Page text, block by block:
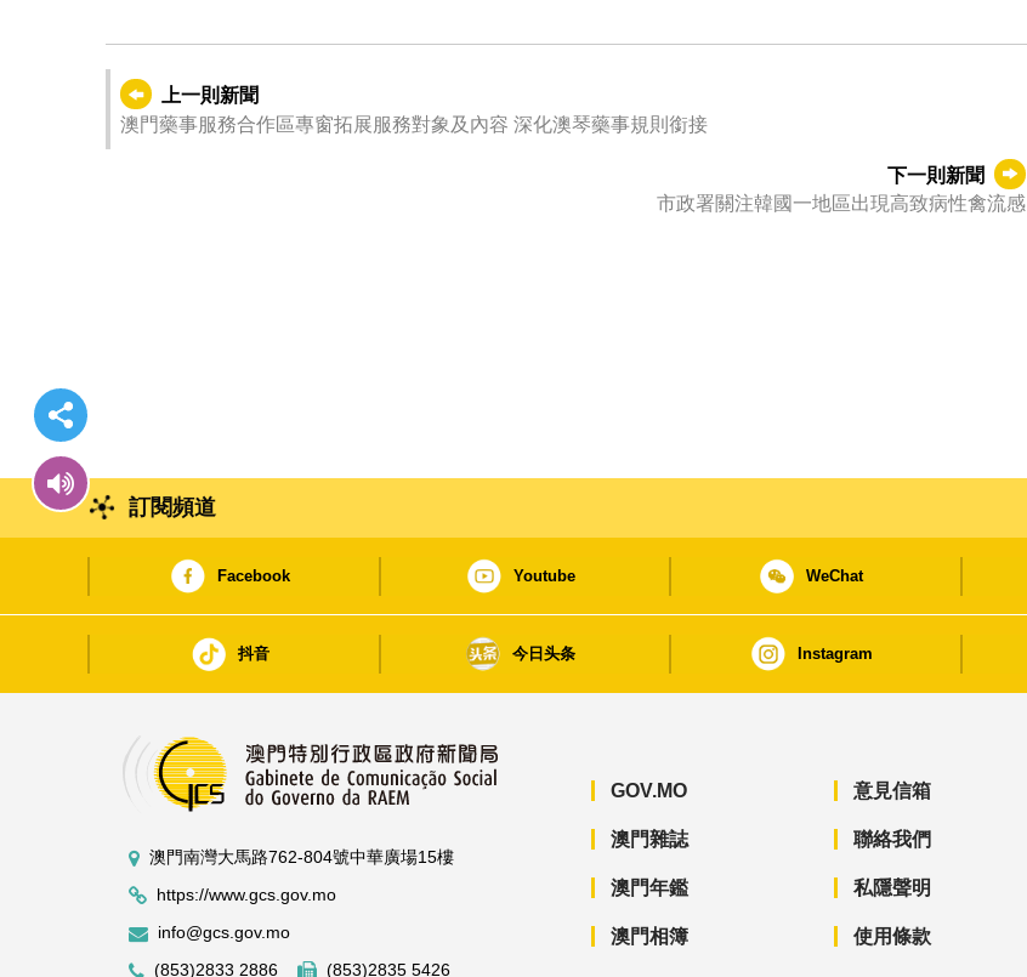
上一則新聞
澳門藥事服務合作區專窗拓展服務對象及內容 深化澳琴藥事規則銜接
下一則新聞
市政署關注韓國一地區出現高致病性禽流感
訂閱頻道
Facebook Youtube WeChat
抖音 今日头条 Instagram
澳門南灣大馬路762-804號中華廣場15樓
https://www.gcs.gov.mo
info@gcs.gov.mo
(853)2833 2886
(853)2835 5426
GOV.MO
澳門雜誌
澳門年鑑
澳門相簿
意見信箱
聯絡我們
私隱聲明
使用條款